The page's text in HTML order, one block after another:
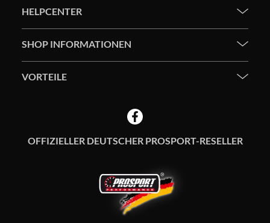
OFFIZIELLER DEUTSCHER PROSPORT-RESELLER
HELPCENTER
SHOP INFORMATIONEN
VORTEILE